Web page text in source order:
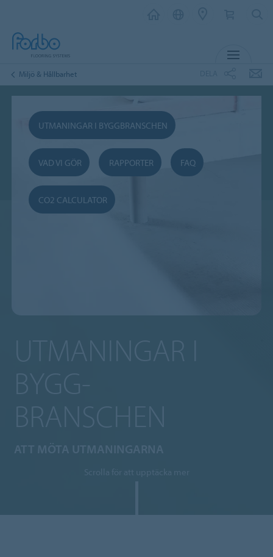
Miljö & Hållbarhet
UTMANINGAR I BYGGBRANSCHEN
VAD VI GÖR RAPPORTER FAQ
CO2 CALCULATOR